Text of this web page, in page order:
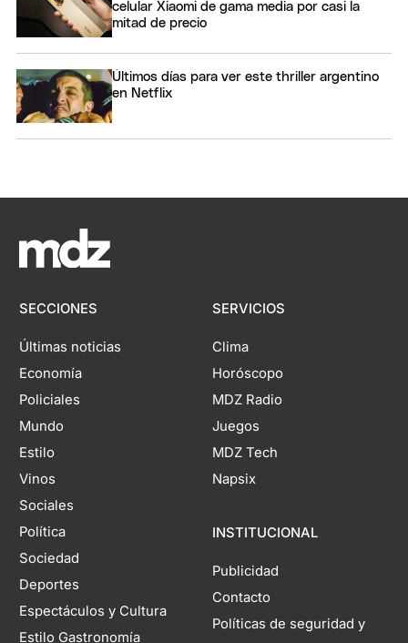
celular Xiaomi de gama media por casi la
mitad de precio
Últimos días para ver este thriller argentino
en Netflix
SECCIONES
Últimas noticias
Economía
Policiales
Mundo
Estilo
Vinos
Sociales
Política
Sociedad
Deportes
Espectáculos y Cultura
Estilo Gastronomía
SERVICIOS
Clima
Horóscopo
MDZ Radio
Juegos
MDZ Tech
Napsix
INSTITUCIONAL
Publicidad
Contacto
Políticas de seguridad y